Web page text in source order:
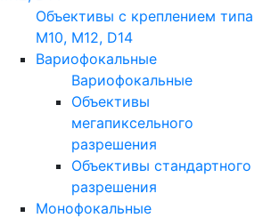
Объективы с креплением типа
M10, M12, D14
Вариофокальные
Вариофокальные
Объективы
мегапиксельного
разрешения
Объективы стандартного
разрешения
Монофокальные